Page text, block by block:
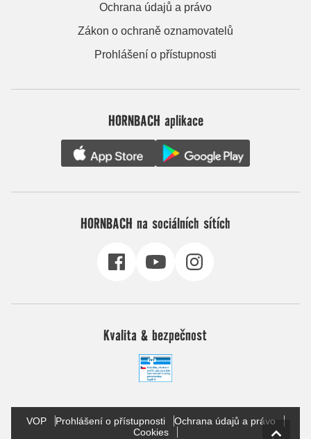
Ochrana údajů a právo
Zákon o ochraně oznamovatelů
Prohlášení o přístupnosti
HORNBACH aplikace
HORNBACH na sociálních sítích
Kvalita & bezpečnost
VOP Prohlášení o přístupnosti
Ochrana údajů a právo
Cookies